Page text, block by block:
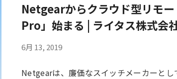
Netgearからクラウド型リモ
Pro」始まる | ライタス株式会
6月 13, 2019
Netgearは、廉価なスイッチメーカーとし